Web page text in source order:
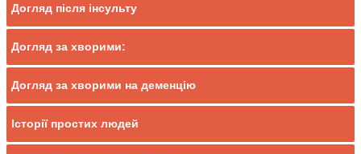
Догляд після інсульту
Догляд за хворими:
Догляд за хворими на деменцію
Історії простих людей